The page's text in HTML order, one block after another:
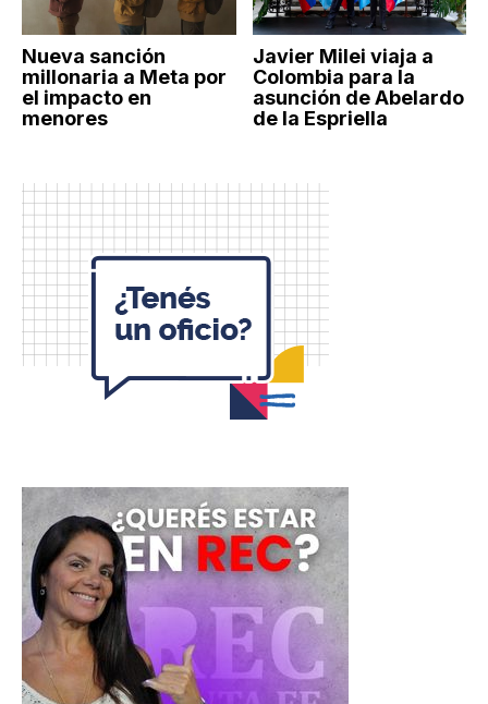
Nueva sanción
millonaria a Meta por
el impacto en
menores
Javier Milei viaja a
Colombia para la
asunción de Abelardo
de la Espriella